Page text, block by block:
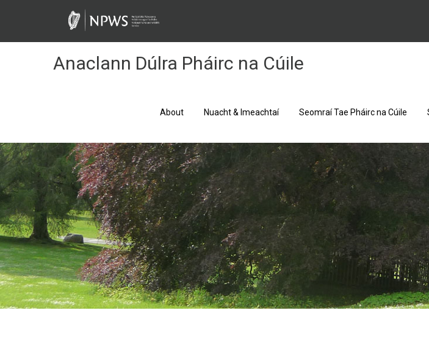
Anaclann Dúlra Pháirc na Cúile
About Nuacht & Imeachtaí Seomraí Tae Pháirc na Cúile